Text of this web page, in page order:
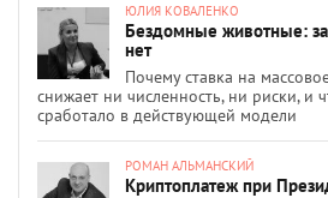
ЮЛИЯ КОВАЛЕНКО
Бездомные животные:
нет
Почему ставка на
снижает ни численность, ни риски, и
сработало в действующей модели
РОМАН АЛЬМАНСКИЙ
Криптоплатеж при